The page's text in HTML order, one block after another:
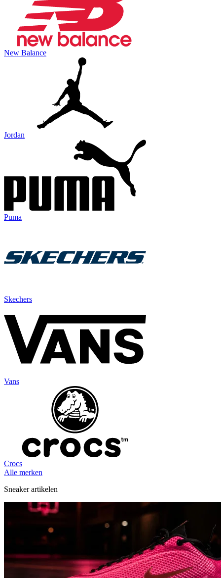
New Balance
Jordan
Puma
Skechers
Vans
Crocs
Alle merken
Sneaker artikelen